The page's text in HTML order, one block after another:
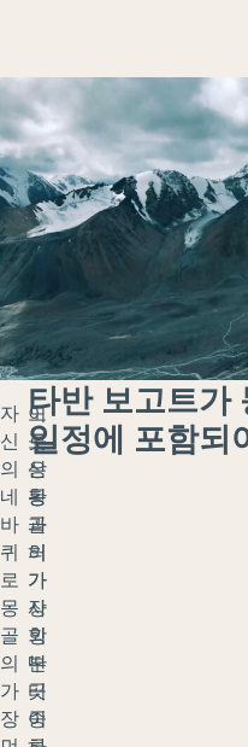
자
신
의
네
바
퀴
로
몽
골
의
가
장
이
곳
은
몽
골
의
가
장
외
딴
곳
중
도
로
상
황
과
허
가
사
항
부
터
이
타반 보고트가
일정에 포함되